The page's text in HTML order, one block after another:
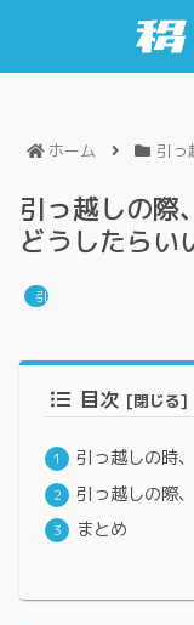
ホーム 引っ
引っ越しの際
どうしたらい
引っ越し準備
目次
引っ越しの時
引っ越しの際
まとめ